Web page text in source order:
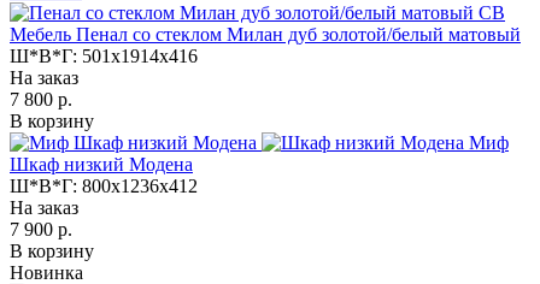
СВ
Мебель Пенал со стеклом Милан дуб золотой/белый матовый
Ш*В*Г: 501x1914x416
На заказ
7 800 р.
В корзину
Миф
Шкаф низкий Модена
Ш*В*Г: 800x1236x412
На заказ
7 900 р.
В корзину
Новинка